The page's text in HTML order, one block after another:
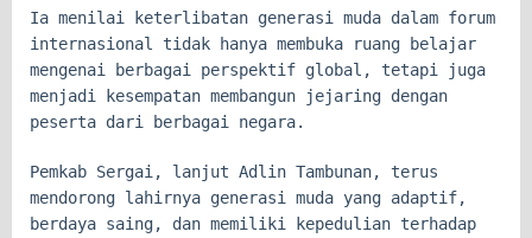
Ia menilai keterlibatan generasi muda dalam forum
internasional tidak hanya membuka ruang belajar
mengenai berbagai perspektif global, tetapi juga
menjadi kesempatan membangun jejaring dengan
peserta dari berbagai negara.
Pemkab Sergai, lanjut Adlin Tambunan, terus
mendorong lahirnya generasi muda yang adaptif,
berdaya saing, dan memiliki kepedulian terhadap